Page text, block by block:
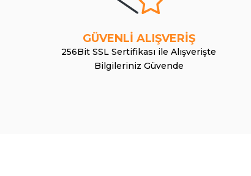
GÜVENLİ ALIŞVERİŞ
256Bit SSL Sertifikası ile Alışverişte
Bilgileriniz Güvende